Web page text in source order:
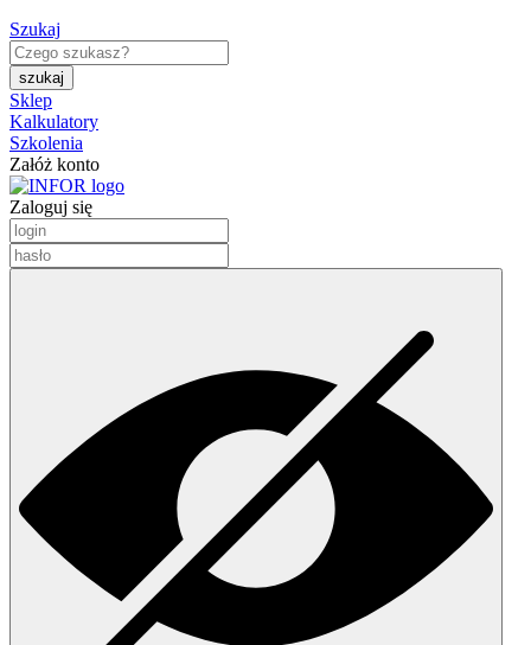
Szukaj
Sklep
Kalkulatory
Szkolenia
Załóż konto
Zaloguj się